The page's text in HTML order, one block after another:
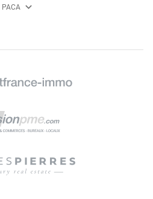
PACA expand_more